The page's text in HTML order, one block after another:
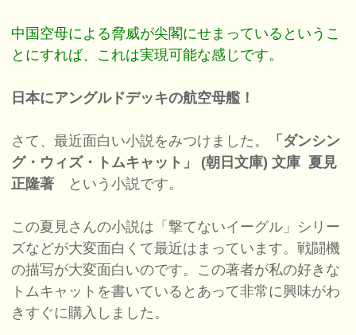
中国空母による脅威が尖閣にせまっているというこ
とにすれば、これは実現可能な感じです。
日本にアングルドデッキの航空母艦！
さて、最近面白い小説をみつけました。
「ダンシン
グ・ウィズ・トムキャット」 (朝日文庫) 文庫 夏見
正隆著 という小説です。
この夏見さんの小説は「撃てないイーグル」シリー
ズなどが大変面白くて最近はまっています。戦闘機
の描写が大変面白いのです。この著者が私の好きな
トムキャットを書いているとあって非常に興味がわ
きすぐに購入しました。